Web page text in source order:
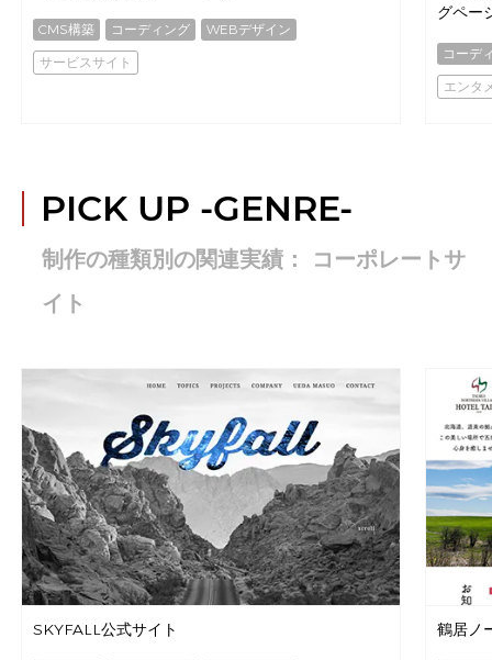
CMS構築 コーディング
WEBデザイン
サービスサイト
グペー
コーデ
エンタ
PICK UP -GENRE-
制作の種類別の関連実績： コーポレートサ
イト
SKYFALL公式サイト 鶴居ノ